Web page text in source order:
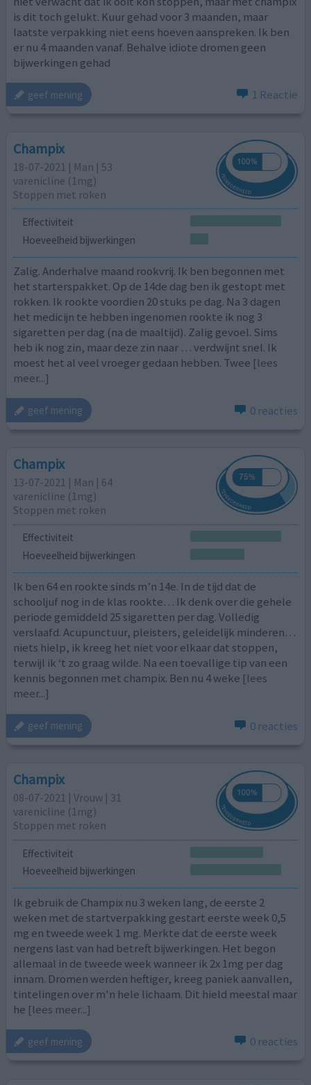
is dit toch gelukt. Kuur gehad voor 3 maanden, maar
laatste verpakking niet eens hoeven aanspreken. Ik ben
er nu 4 maanden vanaf. Behalve idiote dromen geen
bijwerkingen gehad
geef mening 1 Reactie
Champix
18-07-2021 | Man | 53
varenicline (1mg)
Stoppen met roken
Effectiviteit
Hoeveelheid bijwerkingen
Zalig. Anderhalve maand rookvrij. Ik ben begonnen met
het starterspakket. Op de 14de dag ben ik gestopt met
rokken. Ik rookte voordien 20 stuks pe dag. Na 3 dagen
het medicijn te hebben ingenomen rookte ik nog 3
sigaretten per dag (na de maaltijd). Zalig gevoel. Sims
heb ik nog zin, maar deze zin naar … verdwijnt snel. Ik
moest het al veel vroeger gedaan hebben. Twee [lees
meer...]
geef mening 0 reacties
Champix
13-07-2021 | Man | 64
varenicline (1mg)
Stoppen met roken
Effectiviteit
Hoeveelheid bijwerkingen
Ik ben 64 en rookte sinds m’n 14e. In de tijd dat de
schooljuf nog in de klas rookte… Ik denk over die gehele
periode gemiddeld 25 sigaretten per dag. Volledig
verslaafd. Acupunctuur, pleisters, geleidelijk minderen…
niets hielp, ik kreeg het niet voor elkaar dat stoppen,
terwijl ik ‘t zo graag wilde. Na een toevallige tip van een
kennis begonnen met champix. Ben nu 4 weke [lees
meer...]
geef mening 0 reacties
Champix
08-07-2021 | Vrouw | 31
varenicline (1mg)
Stoppen met roken
Effectiviteit
Hoeveelheid bijwerkingen
Ik gebruik de Champix nu 3 weken lang, de eerste 2
weken met de startverpakking gestart eerste week 0,5
mg en tweede week 1 mg. Merkte dat de eerste week
nergens last van had betreft bijwerkingen. Het begon
allemaal in de tweede week wanneer ik 2x 1mg per dag
innam. Dromen werden heftiger, kreeg paniek aanvallen,
tintelingen over m'n hele lichaam. Dit hield meestal maar
he [lees meer...]
geef mening 0 reacties